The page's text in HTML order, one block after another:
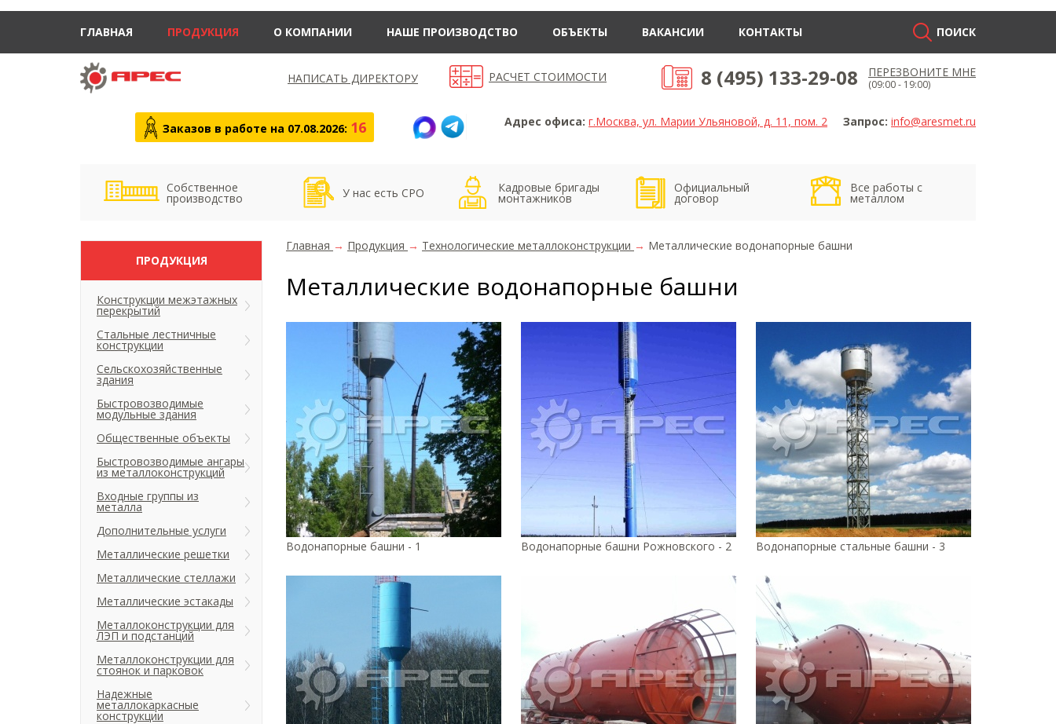
ГЛАВНАЯ ПРОДУКЦИЯ О КОМПАНИИ НАШЕ ПРОИЗВОДСТВО ОБЪЕКТЫ ВАКАНСИИ КОНТАКТЫ ПОИСК
НАПИСАТЬ ДИРЕКТОРУ РАСЧЕТ СТОИМОСТИ 8 (495) 133-29-08 ПЕРЕЗВОНИТЕ МНЕ
(09:00 - 19:00)
Адрес офиса: г.Москва, ул. Марии Ульяновой, д. 11, пом. 2 Запрос: info@aresmet.ru
Заказов в работе на 07.08.2026: 16
Собственное
производство У нас есть СРО Кадровые бригады
монтажников
Официальный
договор
Все работы с
металлом
Главная → Продукция → Технологические металлоконструкции → Металлические водонапорные башни
Металлические водонапорные башни
Водонапорные башни - 1 Водонапорные башни Рожновского - 2 Водонапорные стальные башни - 3
ПРОДУКЦИЯ
Конструкции межэтажных
перекрытий
Стальные лестничные
конструкции
Сельскохозяйственные
здания
Быстровозводимые
модульные здания
Общественные объекты
Быстровозводимые ангары
из металлоконструкций
Входные группы из
металла
Дополнительные услуги
Металлические решетки
Металлические стеллажи
Металлические эстакады
Металлоконструкции для
ЛЭП и подстанций
Металлоконструкции для
стоянок и парковок
Надежные
металлокаркасные
конструкции